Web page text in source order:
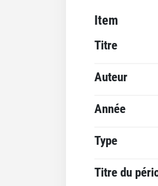
Item
Titre
Auteur
Année
Type
Titre du